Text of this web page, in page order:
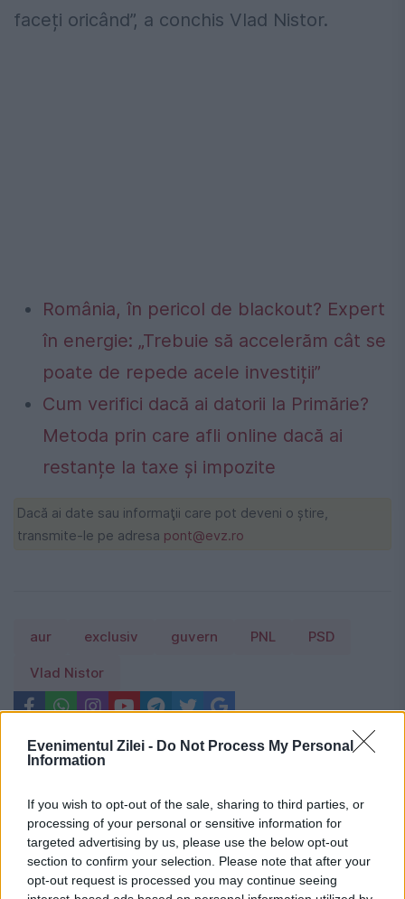
Evenimentul Zilei - Do Not Process My Personal
Information
If you wish to opt-out of the sale, sharing to third parties, or
processing of your personal or sensitive information for
targeted advertising by us, please use the below opt-out
section to confirm your selection. Please note that after your
opt-out request is processed you may continue seeing
faceți oricând”, a conchis Vlad Nistor.
România, în pericol de blackout? Expert
în energie: „Trebuie să accelerăm cât se
poate de repede acele investiții”
Cum verifici dacă ai datorii la Primărie?
Metoda prin care afli online dacă ai
restanțe la taxe și impozite
Dacă ai date sau informaţii care pot deveni o ştire,
transmite-le pe adresa pont@evz.ro
aur exclusiv guvern PNL PSD
Vlad Nistor